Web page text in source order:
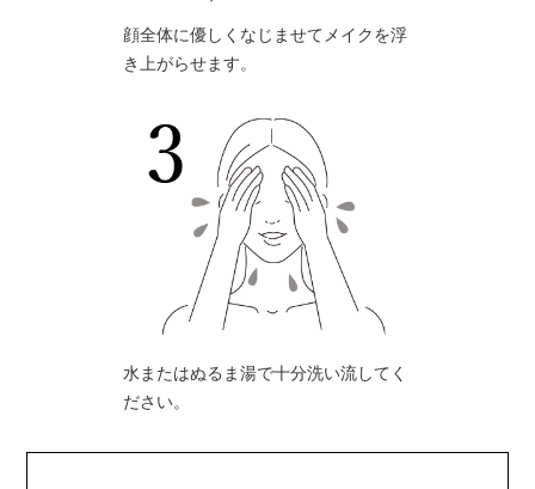
顔全体に優しくなじませてメイクを浮
き上がらせます。
水またはぬるま湯で十分洗い流してく
ださい。